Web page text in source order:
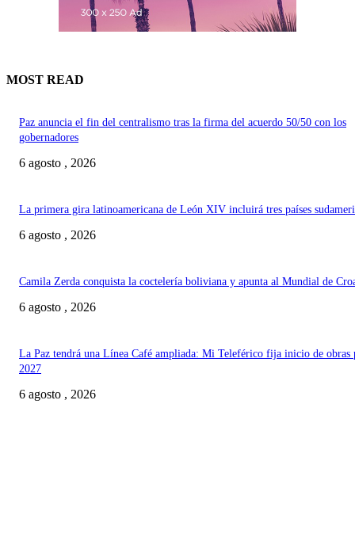
MOST READ
Paz anuncia el fin del centralismo tras la firma del acuerdo 50/50 con los
gobernadores
6 agosto , 2026
La primera gira latinoamericana de León XIV incluirá tres países
6 agosto , 2026
Camila Zerda conquista la coctelería boliviana y apunta al Mundial de
6 agosto , 2026
La Paz tendrá una Línea Café ampliada: Mi Teleférico fija inicio de obras
2027
6 agosto , 2026